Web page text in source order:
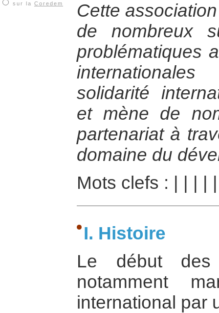
sur la Coredem
Cette
de nombreux
problématiques
solidarité
et mène de
partenariat à
domaine du
Mots clefs :
I. Histoire
Le début
notamment
international par